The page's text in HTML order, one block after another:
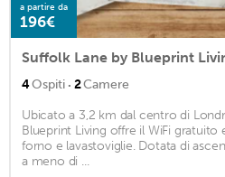
a partire da
196€
Suffolk Lane by Blueprint
4Ospiti · 2Camere
Ubicato a 3,2 km dal centro di
Blueprint Living offre il WiFi
forno e lavastoviglie. Dotata di
a meno di ...